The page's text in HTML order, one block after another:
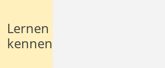
Lernen Sie die mb
kennen